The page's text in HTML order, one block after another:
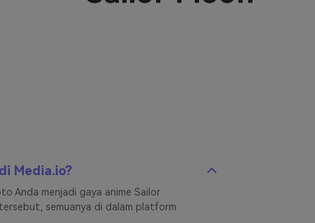
Media.io?
Anda menjadi gaya anime Sailor
semuanya di dalam platform